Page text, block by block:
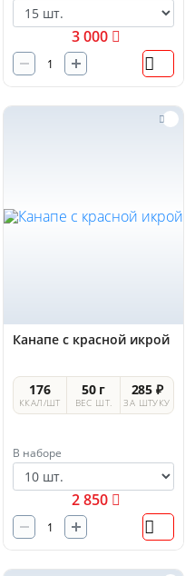
3 000
Канапе с красной икрой
176
ККАЛ/ШТ
50 г
ВЕС ШТ.
285 ₽
ЗА ШТУКУ
В наборе
2 850